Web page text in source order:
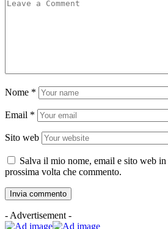
Nome *
Email *
Sito web
Salva il mio nome, email e sito web
prossima volta che commento.
- Advertisement -